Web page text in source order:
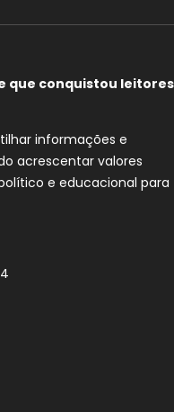
que conquistou leitores
informações e
acrescentar valores
e educacional para